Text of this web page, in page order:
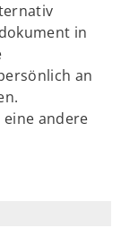
in
an
eine andere